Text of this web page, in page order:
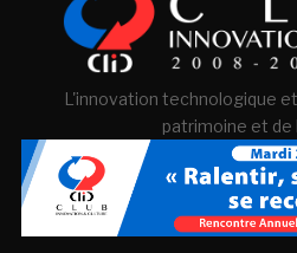
L'innovation technologique
patrimoine et de